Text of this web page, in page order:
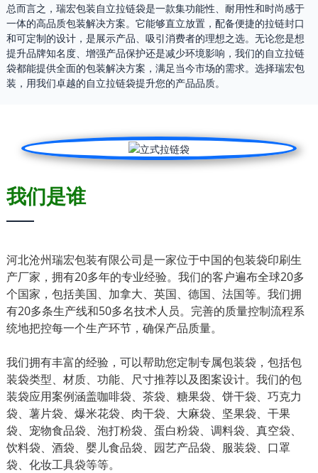
总而言之，瑞宏包装自立拉链袋是一款集功能性、耐用性和时尚感于
一体的高品质包装解决方案。它能够直立放置，配备便捷的拉链封口
和可定制的设计，是展示产品、吸引消费者的理想之选。无论您是想
提升品牌知名度、增强产品保护还是减少环境影响，我们的自立拉链
袋都能提供全面的包装解决方案，满足当今市场的需求。选择瑞宏包
装，用我们卓越的自立拉链袋提升您的产品品质。
我们是谁
河北沧州瑞宏包装有限公司是一家位于中国的包装袋印刷生
产厂家，拥有20多年的专业经验。我们的客户遍布全球20多
个国家，包括美国、加拿大、英国、德国、法国等。我们拥
有20多条生产线和50多名技术人员。完善的质量控制流程系
统地把控每一个生产环节，确保产品质量。
我们拥有丰富的经验，可以帮助您定制专属包装袋，包括包
装袋类型、材质、功能、尺寸推荐以及图案设计。我们的包
装袋应用案例涵盖咖啡袋、茶袋、糖果袋、饼干袋、巧克力
袋、薯片袋、爆米花袋、肉干袋、大麻袋、坚果袋、干果
袋、宠物食品袋、泡打粉袋、蛋白粉袋、调料袋、真空袋、
饮料袋、酒袋、婴儿食品袋、园艺产品袋、服装袋、口罩
袋、化妆工具袋等等。